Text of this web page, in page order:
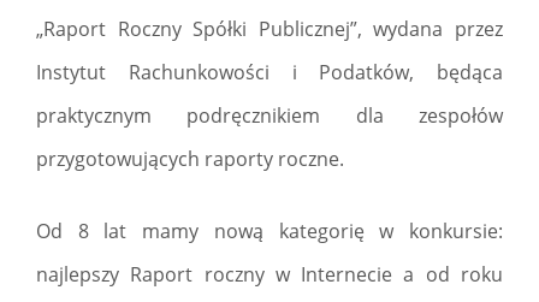
„Raport Roczny Spółki Publicznej”, wydana przez
Instytut Rachunkowości i Podatków, będąca
praktycznym podręcznikiem dla zespołów
przygotowujących raporty roczne.
Od 8 lat mamy nową kategorię w konkursie:
najlepszy Raport roczny w Internecie a od roku